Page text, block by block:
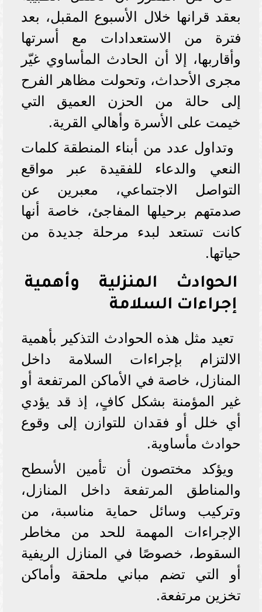
بعقد قرانها خلال الأسبوع المقبل، بعد
فترة من الاستعدادات مع أسرتها
وأقاربها، إلا أن الحادث المأساوي غيّر
مجرى الأحداث، وتحولت مظاهر الفرح
إلى حالة من الحزن العميق التي
خيمت على الأسرة وأهالي القرية.
وتداول عدد من أبناء المنطقة كلمات
النعي والدعاء للفقيدة عبر مواقع
التواصل الاجتماعي، معبرين عن
صدمتهم برحيلها المفاجئ، خاصة أنها
كانت تستعد لبدء مرحلة جديدة من
حياتها.
الحوادث المنزلية وأهمية
إجراءات السلامة
تعيد مثل هذه الحوادث التذكير بأهمية
الالتزام بإجراءات السلامة داخل
المنازل، خاصة في الأماكن المرتفعة أو
غير المؤمنة بشكل كافٍ، إذ قد يؤدي
أي خلل أو فقدان للتوازن إلى وقوع
حوادث مأساوية.
ويؤكد مختصون أن تأمين الأسطح
والمناطق المرتفعة داخل المنازل،
وتركيب وسائل حماية مناسبة، من
الإجراءات المهمة للحد من مخاطر
السقوط، خصوصًا في المنازل الريفية
أو التي تضم مباني ملحقة وأماكن
تخزين مرتفعة.